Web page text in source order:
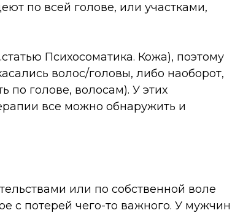
по всей голове, или участками,
Психосоматика. Кожа), поэтому
волос/головы, либо наоборот,
по голове, волосам). У этих
все можно обнаружить и
или по собственной воле
с потерей чего-то важного. У мужчин